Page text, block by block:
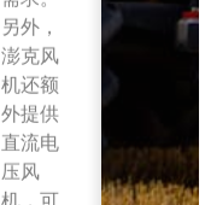
另外，
澎克风
机还额
外提供
直流电
压风
机，可